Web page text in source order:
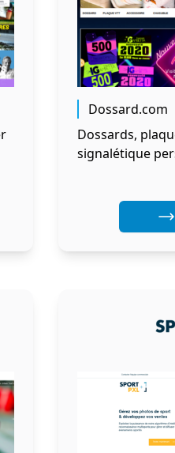
Dossard.com
Dossards,
signalétique